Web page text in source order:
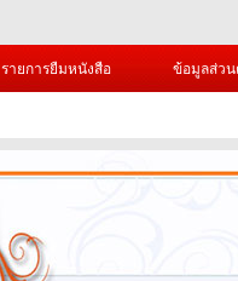
รายการยืมหนังสือ ข้อมูลส่ว